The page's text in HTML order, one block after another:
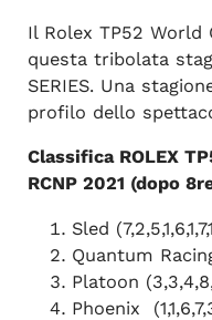
Il Rolex TP52 World
questa tribolata
SERIES. Una
profilo dello
Classifica ROLEX
RCNP 2021 (dopo
Sled
Quantum
Platoon
Phoenix